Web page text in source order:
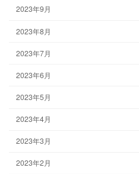
2023年9月
2023年8月
2023年7月
2023年6月
2023年5月
2023年4月
2023年3月
2023年2月